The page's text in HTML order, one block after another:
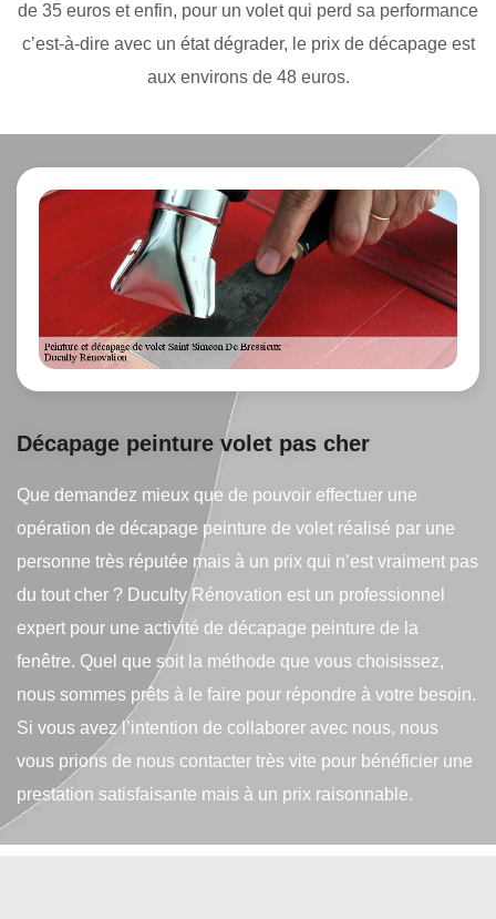
de 35 euros et enfin, pour un volet qui perd sa performance
c’est-à-dire avec un état dégrader, le prix de décapage est
aux environs de 48 euros.
Décapage peinture volet pas cher
Que demandez mieux que de pouvoir effectuer une
opération de décapage peinture de volet réalisé par une
personne très réputée mais à un prix qui n’est vraiment pas
du tout cher ? Duculty Rénovation est un professionnel
expert pour une activité de décapage peinture de la
fenêtre. Quel que soit la méthode que vous choisissez,
nous sommes prêts à le faire pour répondre à votre besoin.
Si vous avez l’intention de collaborer avec nous, nous
vous prions de nous contacter très vite pour bénéficier une
prestation satisfaisante mais à un prix raisonnable.